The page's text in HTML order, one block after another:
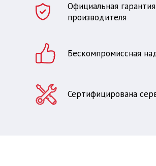
Официальная
производителя
Бескомпромиссная
Сертифицирована